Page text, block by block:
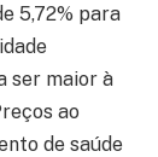
5,72% para
ser maior à
ao
de saúde